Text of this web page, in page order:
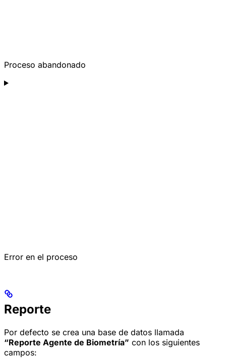
Proceso abandonado
Error en el proceso
Reporte
Por defecto se crea una base de datos llamada
“Reporte Agente de Biometría” con los siguientes
campos: